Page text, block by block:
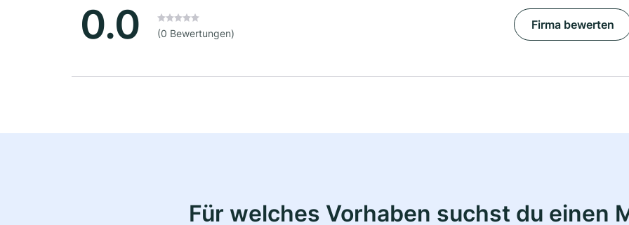
0.0 (0 Bewertungen)
Firma bewerten
Für welches Vorhaben suchst du einen